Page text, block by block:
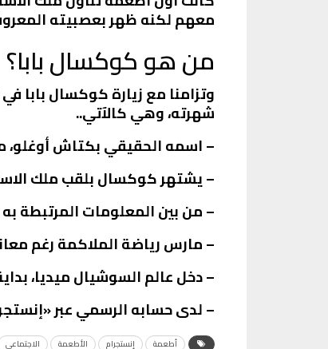
معهم لكنه ظهر بعصبيته
من هو كوكسال بابا؟
وتزامنا مع زيارة كوكسال بابا
شهرته، وهي كالآتي..
– اسمه الحقيقي بكتاش أوغلو، مواليد 1975؛ إذ يبلغ
– يشتهر كوكسال بلقب ملك
– من بين المعلومات المرتبطة
– مارس رياضة الملاكمة رغم
– دخل عالم السوشيال ميديا، بداية من العام 2015؛ ليصبح بلوجر
– لدى حسابه الرسمي عبر «إنستجرام» ما يقرب من 3 مليون
أطعمة إنستجرام الأطعمة الاجتماعي